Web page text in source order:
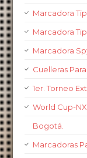
Marcadora
Marcadora
Marcadora
Cuelleras
1er. Torneo
World Cup-
Bogotá.
Marcadoras